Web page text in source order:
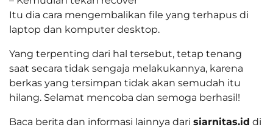
Itu dia cara mengembalikan file yang terhapus di
laptop dan komputer desktop.
Yang terpenting dari hal tersebut, tetap tenang
saat secara tidak sengaja melakukannya, karena
berkas yang tersimpan tidak akan semudah itu
hilang. Selamat mencoba dan semoga berhasil!
Baca berita dan informasi lainnya dari siarnitas.id di